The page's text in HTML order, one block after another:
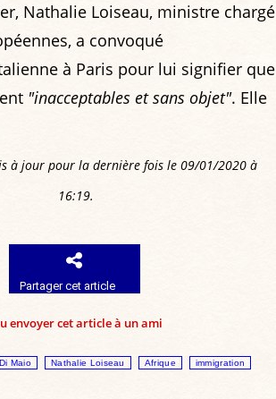
Nathalie Loiseau, ministre chargé
a convoqué
à Paris pour lui signifier que
"inacceptables et sans objet". Elle
à jour pour la dernière fois le 09/01/2020 à
16:19.
Partager cet article
envoyer cet article à un ami
Maio Nathalie Loiseau Afrique immigration